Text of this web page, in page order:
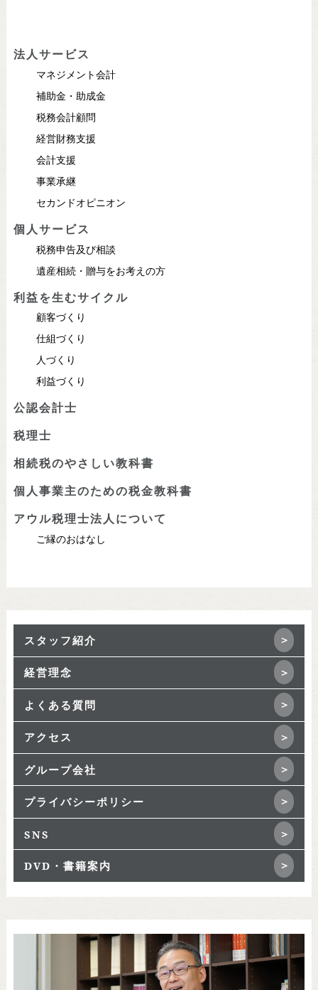
法人サービス
マネジメント会計
補助金・助成金
税務会計顧問
経営財務支援
会計支援
事業承継
セカンドオピニオン
個人サービス
税務申告及び相談
遺産相続・贈与をお考えの方
利益を生むサイクル
顧客づくり
仕組づくり
人づくり
利益づくり
公認会計士
税理士
相続税のやさしい教科書
個人事業主のための税金教科書
アウル税理士法人について
ご縁のおはなし
スタッフ紹介
経営理念
よくある質問
アクセス
グループ会社
プライバシーポリシー
SNS
DVD・書籍案内